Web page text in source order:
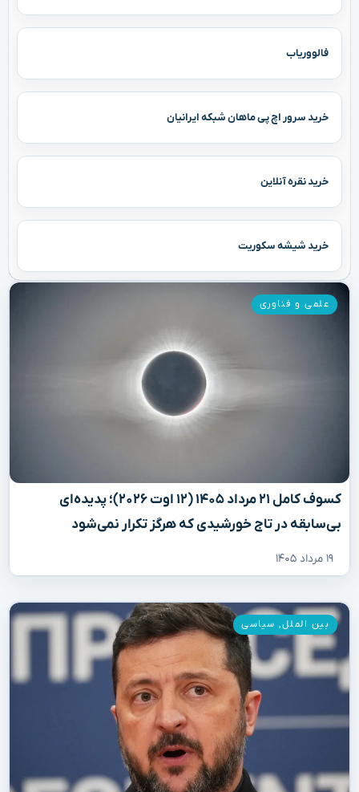
فالووریاب
خرید سرور اچ پی ماهان شبکه ایرانیان
خرید نقره آنلاین
خرید شیشه سکوریت
کسوف کامل ۲۱ مرداد ۱۴۰۵ (۱۲ اوت ۲۰۲۶)؛ پدیده‌ای
بی‌سابقه در تاج خورشیدی که هرگز تکرار نمی‌شود
۱۹ مرداد ۱۴۰۵
علمی و فناوری
بین الملل, سیاسی